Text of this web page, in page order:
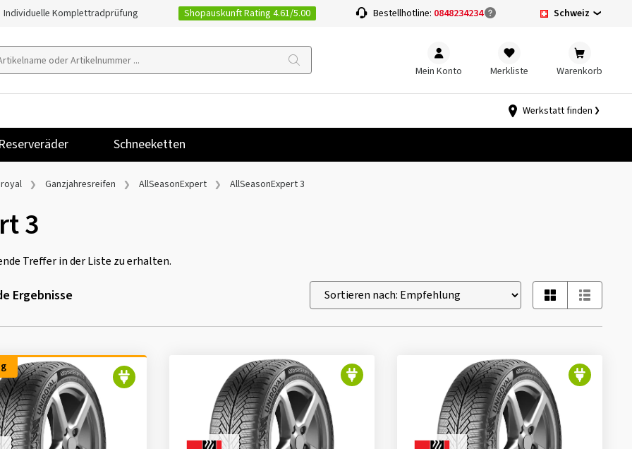
Individuelle Komplettradprüfung Shopauskunft Rating 4.61/5.00 Bestellhotline: 0848234234 Schweiz
Mein Konto Merkliste Warenkorb
Reserveräder Schneeketten
Werkstatt finden
Ganzjahresreifen AllSeasonExpert AllSeasonExpert 3
3
Treffer in der Liste zu erhalten.
Ergebnisse